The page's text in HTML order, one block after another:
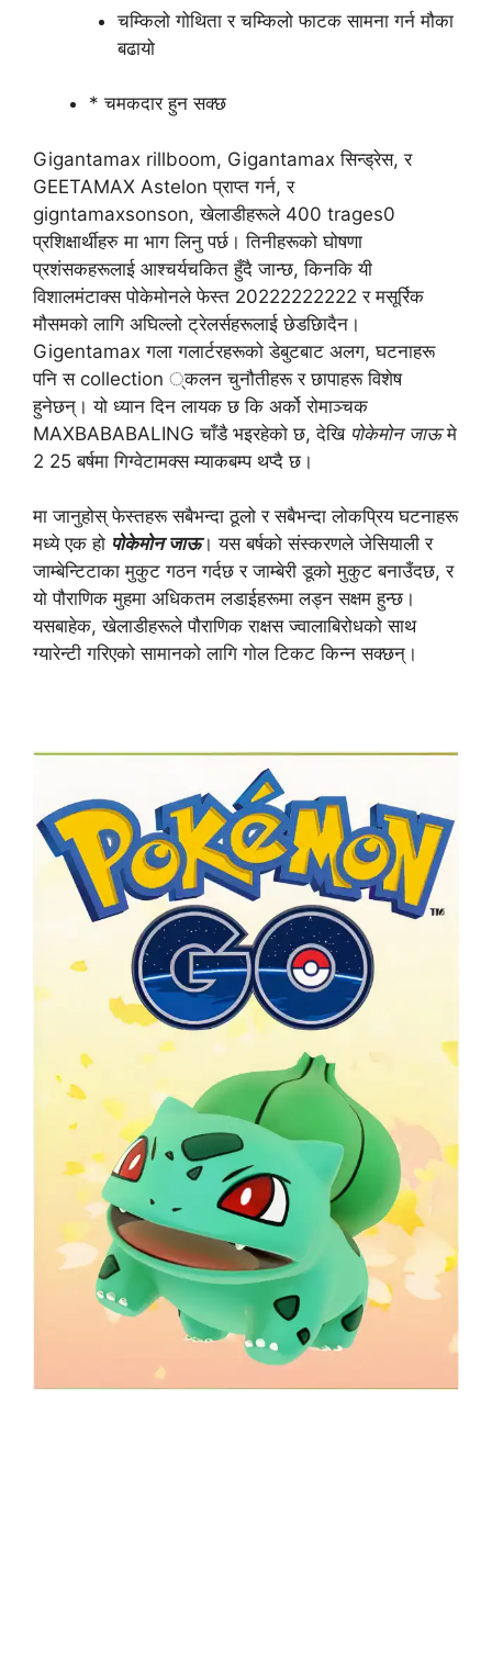
चम्किलो गोथिता र चम्किलो फाटक सामना गर्न मौका
बढायो
* चमकदार हुन सक्छ
Gigantamax rillboom, Gigantamax सिन्ड्रेस, र
GEETAMAX Astelon प्राप्त गर्न, र
gigntamaxsonson, खेलाडीहरूले 400 trages0
प्रशिक्षार्थीहरु मा भाग लिनु पर्छ। तिनीहरूको घोषणा
प्रशंसकहरूलाई आश्चर्यचकित हुँदै जान्छ, किनकि यी
विशालमंटाक्स पोकेमोनले फेस्त 20222222222 र मसूर्रिक
मौसमको लागि अघिल्लो ट्रेलर्सहरूलाई छेडछािदैन।
Gigentamax गला गलार्टरहरूको डेबुटबाट अलग, घटनाहरू
पनि स collection ्कलन चुनौतीहरू र छापाहरू विशेष
हुनेछन्। यो ध्यान दिन लायक छ कि अर्को रोमाञ्चक
MAXBABABALING चाँडै भइरहेको छ, देखि पोकेमोन जाऊमे
2 25 बर्षमा गिग्वेटामक्स म्याकबम्प थप्दै छ।
मा जानुहोस् फेस्तहरू सबैभन्दा ठूलो र सबैभन्दा लोकप्रिय घटनाहरू
मध्ये एक हो पोकेमोन जाऊ। यस बर्षको संस्करणले जेसियाली र
जाम्बेन्टिटाका मुकुट गठन गर्दछ र जाम्बेरी डूको मुकुट बनाउँदछ, र
यो पौराणिक मुहमा अधिकतम लडाईहरूमा लड्न सक्षम हुन्छ।
यसबाहेक, खेलाडीहरूले पौराणिक राक्षस ज्वालाबिरोधको साथ
ग्यारेन्टी गरिएको सामानको लागि गोल टिकट किन्न सक्छन्।